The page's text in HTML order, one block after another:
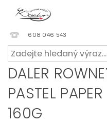
608 046 543
DALER
PASTEL
160G